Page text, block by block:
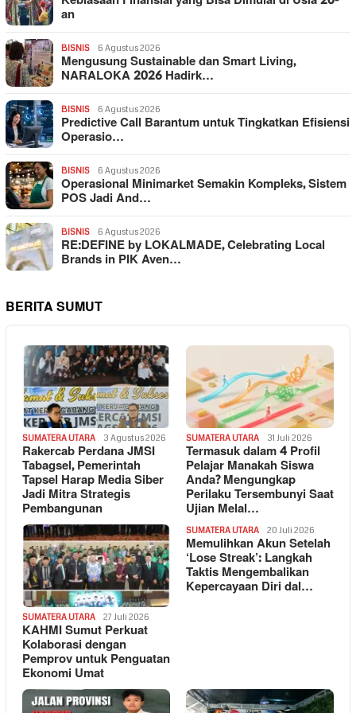
an
BISNIS 6 Agustus 2026
Mengusung Sustainable dan Smart Living,
NARALOKA 2026 Hadirk…
BISNIS 6 Agustus 2026
Predictive Call Barantum untuk Tingkatkan Efisiensi
Operasio…
BISNIS 6 Agustus 2026
Operasional Minimarket Semakin Kompleks, Sistem
POS Jadi And…
BISNIS 6 Agustus 2026
RE:DEFINE by LOKALMADE, Celebrating Local
Brands in PIK Aven…
BERITA SUMUT
SUMATERA UTARA 3 Agustus 2026
Rakercab Perdana JMSI
Tabagsel, Pemerintah
Tapsel Harap Media Siber
Jadi Mitra Strategis
Pembangunan
SUMATERA UTARA 31 Juli 2026
Termasuk dalam 4 Profil
Pelajar Manakah Siswa
Anda? Mengungkap
Perilaku Tersembunyi Saat
Ujian Melal…
SUMATERA UTARA 27 Juli 2026
KAHMI Sumut Perkuat
Kolaborasi dengan
Pemprov untuk Penguatan
Ekonomi Umat
SUMATERA UTARA 20 Juli 2026
Memulihkan Akun Setelah
‘Lose Streak’: Langkah
Taktis Mengembalikan
Kepercayaan Diri dal…